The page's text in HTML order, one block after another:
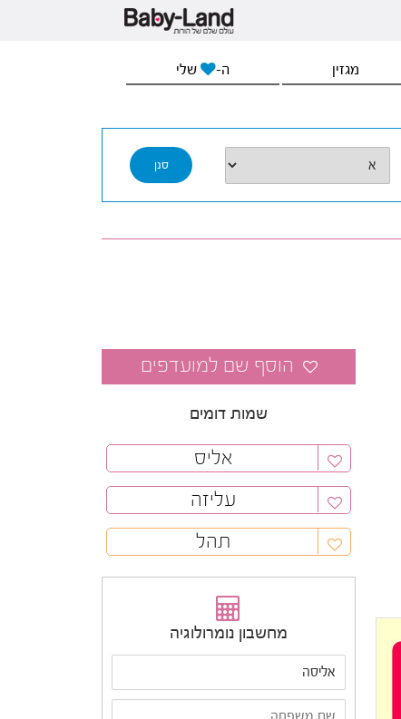
מגזין ה- שלי
שמות דומים
אליס
עליזה
תהל
מחשבון נומרולוגיה